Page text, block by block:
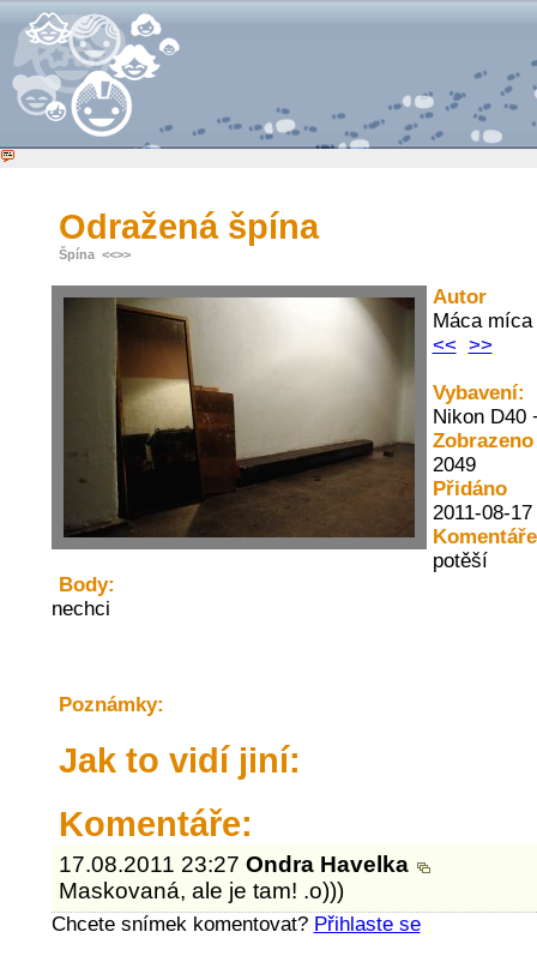
Odražená špína
Špína <<>>
Autor
Máca míca
<< >>
Vybavení:
Nikon D40
Zobrazeno
2049
Přidáno
2011-08-
potěší
Body:
nechci
Poznámky:
Jak to vidí jiní:
Komentáře:
17.08.2011 23:27Ondra Havelka
Maskovaná, ale je tam! .o)))
Chcete snímek komentovat? Přihlaste se